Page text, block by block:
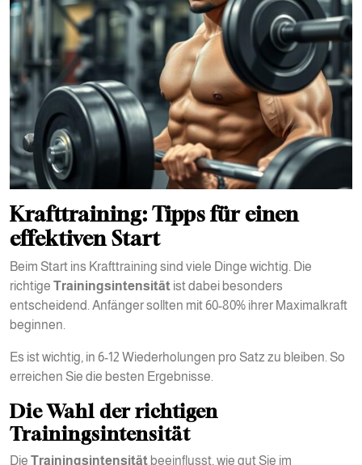
Krafttraining: Tipps für einen
effektiven Start
Beim Start ins Krafttraining sind viele Dinge wichtig. Die
richtige Trainingsintensität ist dabei besonders
entscheidend. Anfänger sollten mit 60-80% ihrer Maximalkraft
beginnen.
Es ist wichtig, in 6-12 Wiederholungen pro Satz zu bleiben. So
erreichen Sie die besten Ergebnisse.
Die Wahl der richtigen
Trainingsintensität
Die Trainingsintensität beeinflusst, wie gut Sie im